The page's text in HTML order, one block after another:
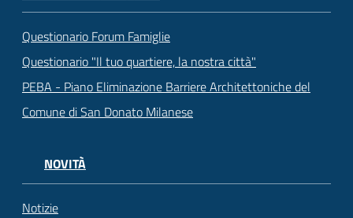
Questionario Forum Famiglie
Questionario "Il tuo quartiere, la nostra città"
PEBA - Piano Eliminazione Barriere Architettoniche del
Comune di San Donato Milanese
NOVITÀ
Notizie